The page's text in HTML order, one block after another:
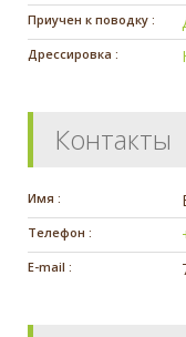
Приучен к поводку :
Дрессировка :
Контакты
Имя :
Телефон :
E-mail :